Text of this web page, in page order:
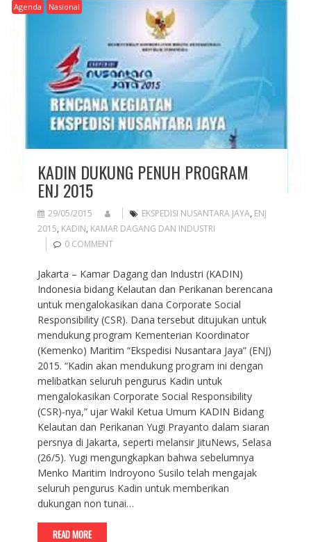
Agenda Nasional
KADIN DUKUNG PENUH PROGRAM
ENJ 2015
29/05/2015 EKSPEDISI NUSANTARA JAYA, ENJ
2015, KADIN, KAMAR DAGANG DAN INDUSTRI
0 COMMENT
Jakarta – Kamar Dagang dan Industri (KADIN)
Indonesia bidang Kelautan dan Perikanan berencana
untuk mengalokasikan dana Corporate Social
Responsibility (CSR). Dana tersebut ditujukan untuk
mendukung program Kementerian Koordinator
(Kemenko) Maritim “Ekspedisi Nusantara Jaya” (ENJ)
2015. “Kadin akan mendukung program ini dengan
melibatkan seluruh pengurus Kadin untuk
mengalokasikan Corporate Social Responsibility
(CSR)-nya,” ujar Wakil Ketua Umum KADIN Bidang
Kelautan dan Perikanan Yugi Prayanto dalam siaran
persnya di Jakarta, seperti melansir JituNews, Selasa
(26/5). Yugi mengungkapkan bahwa sebelumnya
Menko Maritim Indroyono Susilo telah mengajak
seluruh pengurus Kadin untuk memberikan
dukungan non tunai…
READ MORE